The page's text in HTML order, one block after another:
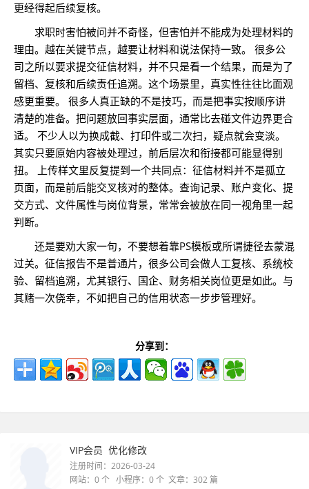
更经得起后续复核。
求职时害怕被问并不奇怪，但害怕并不能成为处理材料的
理由。越在关键节点，越要让材料和说法保持一致。 很多公
司之所以要求提交征信材料，并不只是看一个结果，而是为了
留档、复核和后续责任追溯。这个场景里，真实性往往比面观
感更重要。 很多人真正缺的不是技巧，而是把事实按顺序讲
清楚的准备。把问题放回事实层面，通常比去碰文件边界更合
适。 不少人以为换成截、打印件或二次扫，疑点就会变淡。
其实只要原始内容被处理过，前后层次和衔接都可能显得别
扭。 上传样文里反复提到一个共同点：征信材料并不是孤立
页面，而是前后能交叉核对的整体。查询记录、账户变化、提
交方式、文件属性与岗位背景，常常会被放在同一视角里一起
判断。
还是要劝大家一句，不要想着靠PS模板或所谓捷径去蒙混
过关。征信报告不是普通片，很多公司会做人工复核、系统校
验、留档追溯，尤其银行、国企、财务相关岗位更是如此。与
其赌一次侥幸，不如把自己的信用状态一步步管理好。
分享到：
VIP会员 优化修改
注册时间：2026-03-24
网站：0 个 小程序：0 个 文章：302 篇